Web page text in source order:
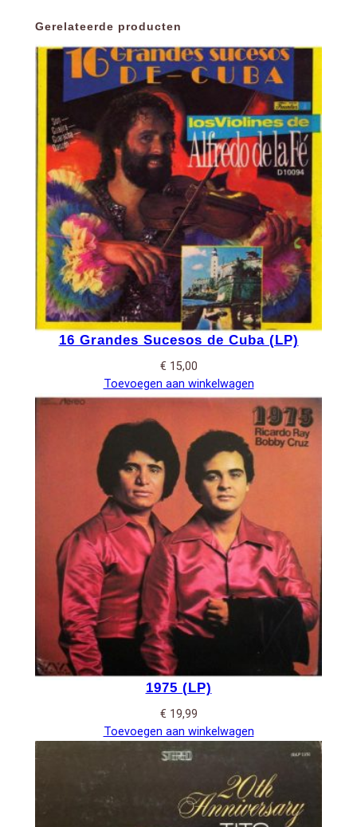
Gerelateerde producten
16 Grandes Sucesos de Cuba (LP)
€ 15,00
Toevoegen aan winkelwagen
1975 (LP)
€ 19,99
Toevoegen aan winkelwagen